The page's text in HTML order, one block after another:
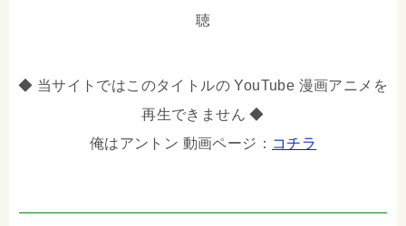
聴
◆ 当サイトではこのタイトルの YouTube 漫画アニメを
再生できません ◆
俺はアントン 動画ページ： コチラ